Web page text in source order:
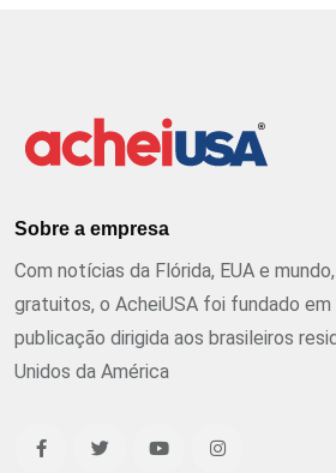
Sobre a empresa
Com notícias da Flórida, EUA e
gratuitos, o AcheiUSA foi fundado em
publicação dirigida aos brasileiros
Unidos da América